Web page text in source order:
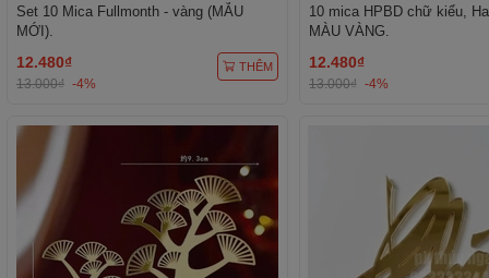
Set 10 Mica Fullmonth - vàng (MẪU
MỚI).
12.480₫
13.000₫ -4%
THÊM
10 mica HPBD chữ kiểu,
MÀU VÀNG.
12.480₫
13.000₫ -4%